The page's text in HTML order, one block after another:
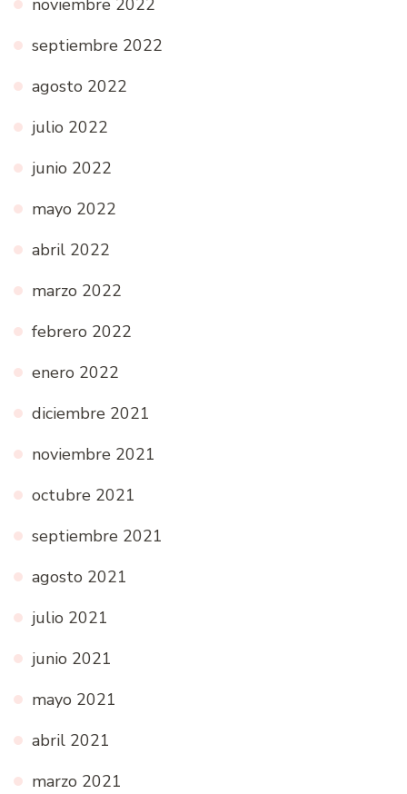
noviembre 2022
septiembre 2022
agosto 2022
julio 2022
junio 2022
mayo 2022
abril 2022
marzo 2022
febrero 2022
enero 2022
diciembre 2021
noviembre 2021
octubre 2021
septiembre 2021
agosto 2021
julio 2021
junio 2021
mayo 2021
abril 2021
marzo 2021